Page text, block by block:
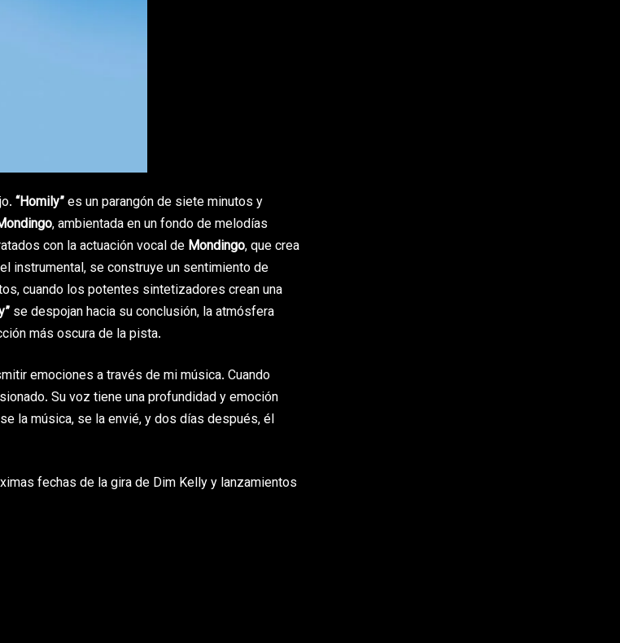
“Homily”es un parangón de siete minutos y
, ambientada en un fondo de melodías
con la actuación vocal de Mondingo, que crea
instrumental, se construye un sentimiento de
cuando los potentes sintetizadores crean una
se despojan hacia su conclusión, la atmósfera
más oscura de la pista.
emociones a través de mi música. Cuando
Su voz tiene una profundidad y emoción
la música, se la envié, y dos días después, él
fechas de la gira de Dim Kelly y lanzamientos